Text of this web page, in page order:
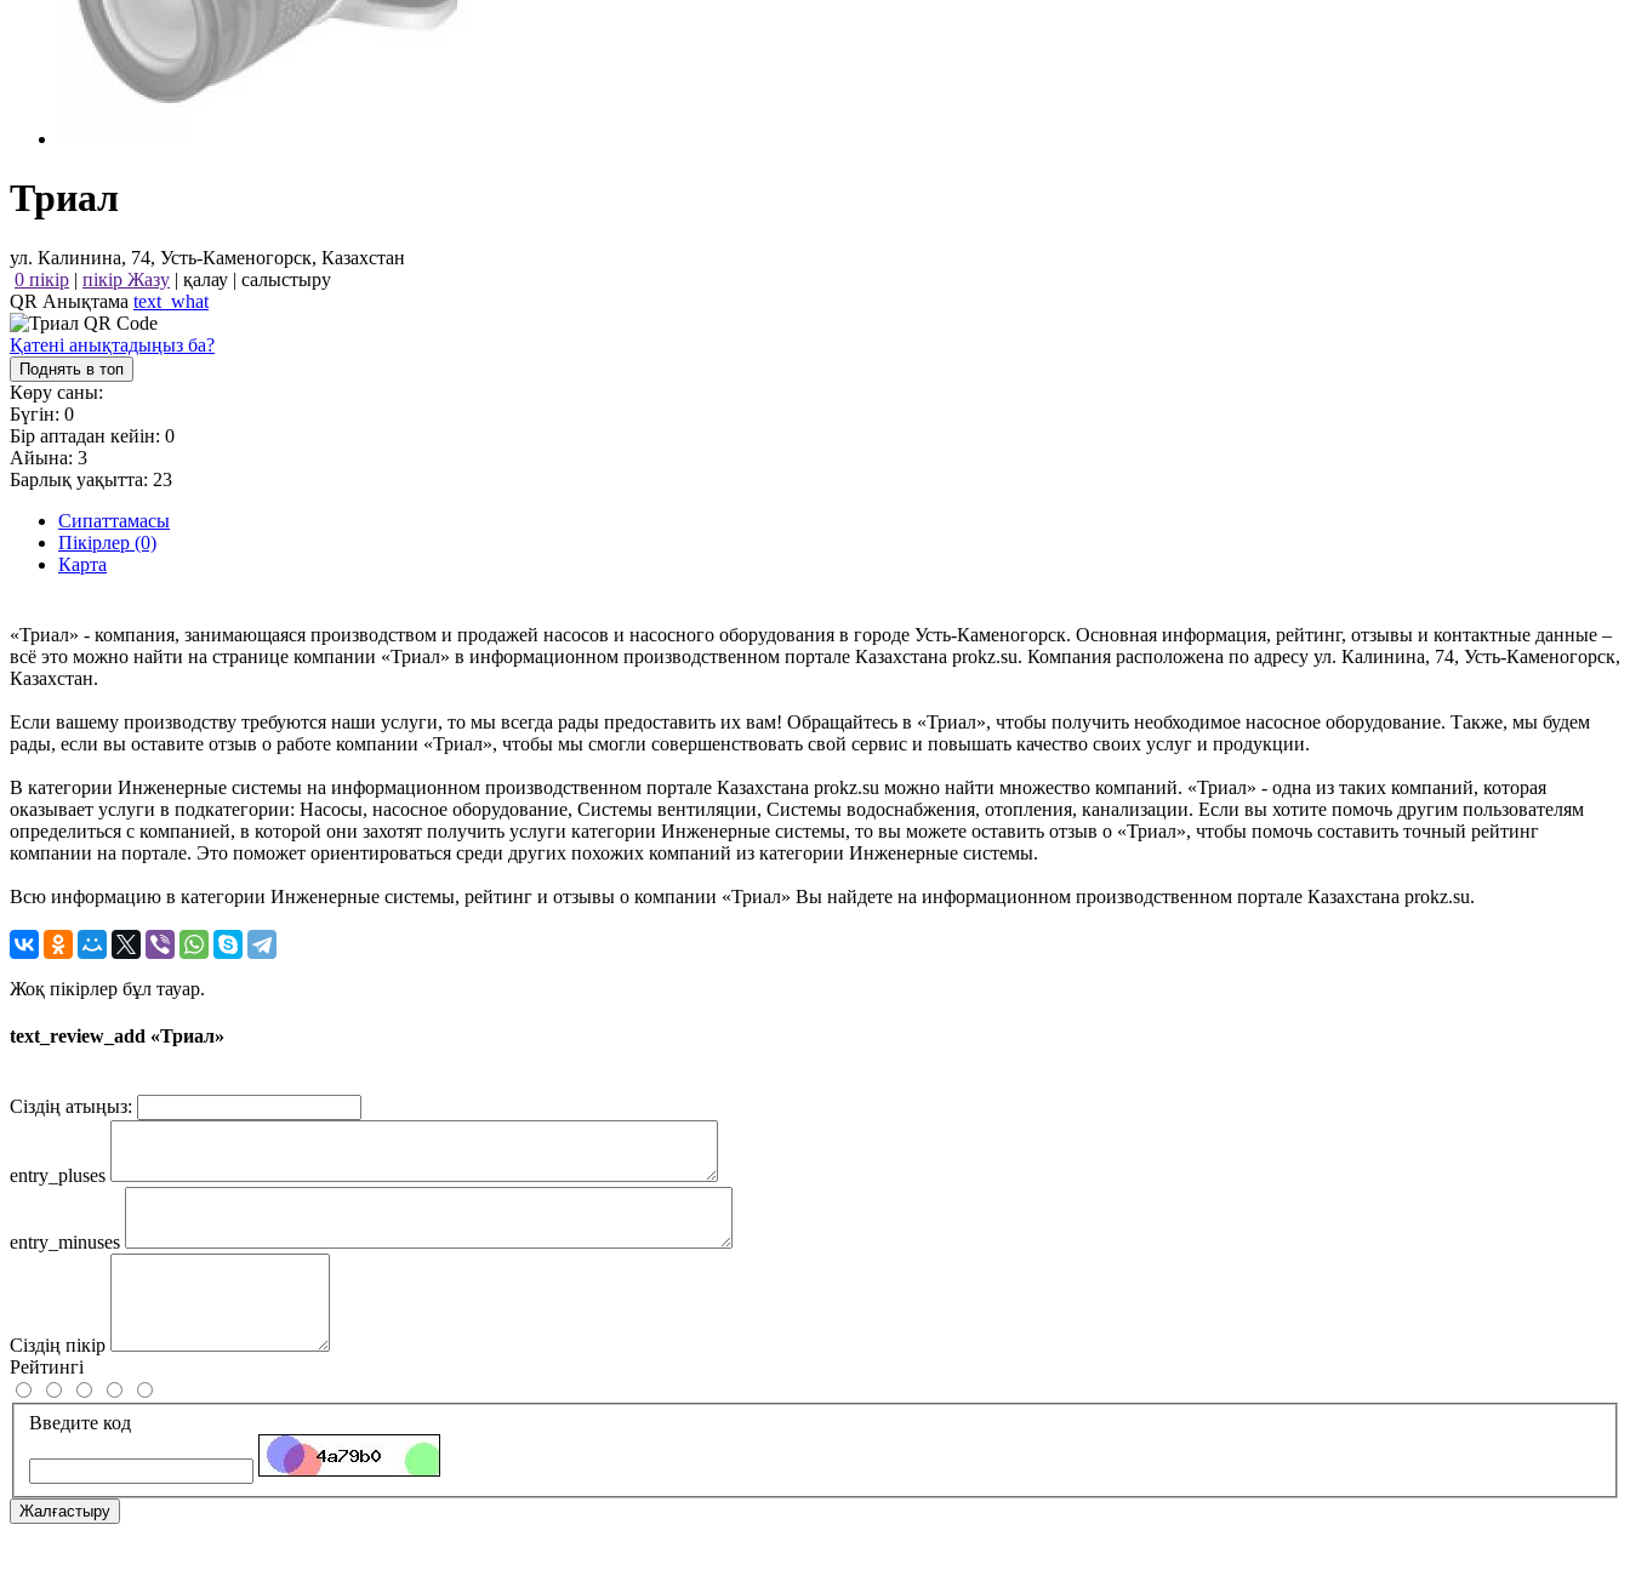
Триал
ул. Калинина, 74, Усть-Каменогорск, Казахстан
0 пікір | пікір Жазу | қалау | салыстыру
QR Анықтама text_what
Қатені анықтадыңыз ба?
Поднять в топ
Көру саны:
Бүгін: 0
Бір аптадан кейін: 0
Айына: 3
Барлық уақытта: 23
Сипаттамасы
Пікірлер (0)
Карта
«Триал» - компания, занимающаяся производством и продажей насосов и насосного оборудования в городе Усть-Каменогорск. Основная информация, рейтинг, отзывы и контактные данные –
всё это можно найти на странице компании «Триал» в информационном производственном портале Казахстана prokz.su. Компания расположена по адресу ул. Калинина, 74, Усть-Каменогорск,
Казахстан.
Если вашему производству требуются наши услуги, то мы всегда рады предоставить их вам! Обращайтесь в «Триал», чтобы получить необходимое насосное оборудование. Также, мы будем
рады, если вы оставите отзыв о работе компании «Триал», чтобы мы смогли совершенствовать свой сервис и повышать качество своих услуг и продукции.
В категории Инженерные системы на информационном производственном портале Казахстана prokz.su можно найти множество компаний. «Триал» - одна из таких компаний, которая
оказывает услуги в подкатегории: Насосы, насосное оборудование, Системы вентиляции, Системы водоснабжения, отопления, канализации. Если вы хотите помочь другим пользователям
определиться с компанией, в которой они захотят получить услуги категории Инженерные системы, то вы можете оставить отзыв о «Триал», чтобы помочь составить точный рейтинг
компании на портале. Это поможет ориентироваться среди других похожих компаний из категории Инженерные системы.
Всю информацию в категории Инженерные системы, рейтинг и отзывы о компании «Триал» Вы найдете на информационном производственном портале Казахстана prokz.su.
Жоқ пікірлер бұл тауар.
text_review_add «Триал»
Сіздің атыңыз:
entry_pluses
entry_minuses
Сіздің пікір
Рейтингі
Введите код
Жалғастыру